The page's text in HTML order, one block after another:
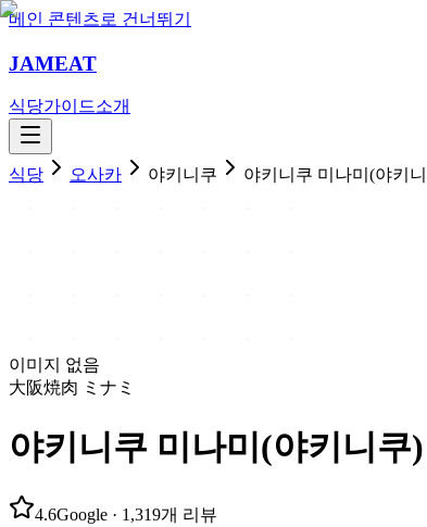
메인 콘텐츠로 건너뛰기
JAMEAT
식당가이드소개
식당 오사카 야키니쿠 야키니쿠 미나미(야키
이미지 없음
大阪焼肉 ミナミ
야키니쿠 미나미(야키니쿠)
4.6Google · 1,319개 리뷰